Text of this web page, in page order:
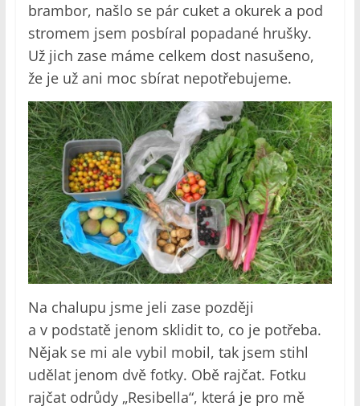
brambor, našlo se pár cuket a okurek a pod
stromem jsem posbíral popadané hrušky.
Už jich zase máme celkem dost nasušeno,
že je už ani moc sbírat nepotřebujeme.
Na chalupu jsme jeli zase později
a v podstatě jenom sklidit to, co je potřeba.
Nějak se mi ale vybil mobil, tak jsem stihl
udělat jenom dvě fotky. Obě rajčat. Fotku
rajčat odrůdy „Resibella“, která je pro mě